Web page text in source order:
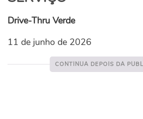
Drive-Thru Verde
11 de junho de 2026